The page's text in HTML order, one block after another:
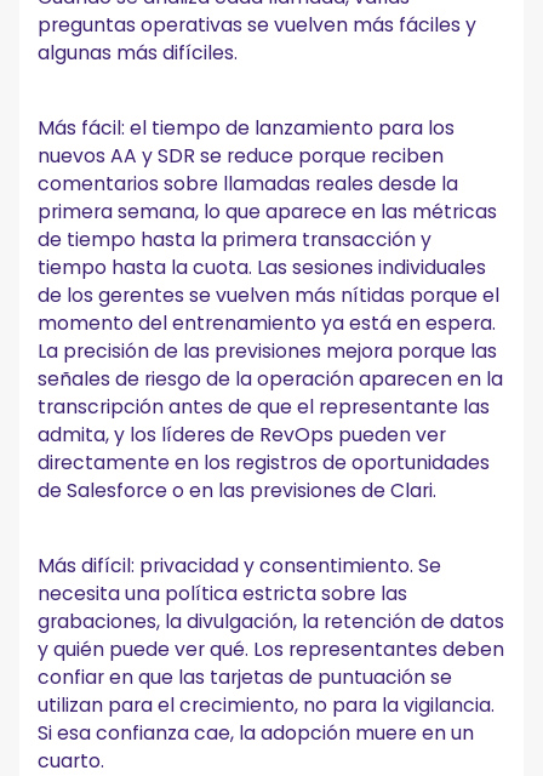
preguntas operativas se vuelven más fáciles y
algunas más difíciles.
Más fácil: el tiempo de lanzamiento para los
nuevos AA y SDR se reduce porque reciben
comentarios sobre llamadas reales desde la
primera semana, lo que aparece en las métricas
de tiempo hasta la primera transacción y
tiempo hasta la cuota. Las sesiones individuales
de los gerentes se vuelven más nítidas porque el
momento del entrenamiento ya está en espera.
La precisión de las previsiones mejora porque las
señales de riesgo de la operación aparecen en la
transcripción antes de que el representante las
admita, y los líderes de RevOps pueden ver
directamente en los registros de oportunidades
de Salesforce o en las previsiones de Clari.
Más difícil: privacidad y consentimiento. Se
necesita una política estricta sobre las
grabaciones, la divulgación, la retención de datos
y quién puede ver qué. Los representantes deben
confiar en que las tarjetas de puntuación se
utilizan para el crecimiento, no para la vigilancia.
Si esa confianza cae, la adopción muere en un
cuarto.